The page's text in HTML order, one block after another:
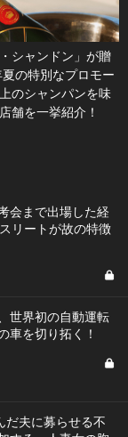
シャンドン」が贈
の特別なプロモー
のシャンパンを味
舗を一挙紹介！
会まで出場した経
リートが故の特徴
世界初の自動運転
車を切り拓く！
だ夫に募らせる不